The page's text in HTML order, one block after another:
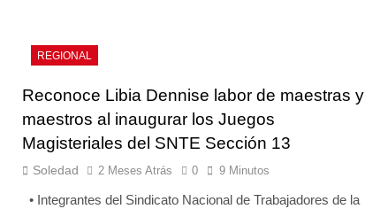
REGIONAL
Reconoce Libia Dennise labor de maestras y
maestros al inaugurar los Juegos
Magisteriales del SNTE Sección 13
Soledad 2 Meses Atrás 0 9 Minutos
• Integrantes del Sindicato Nacional de Trabajadores de la